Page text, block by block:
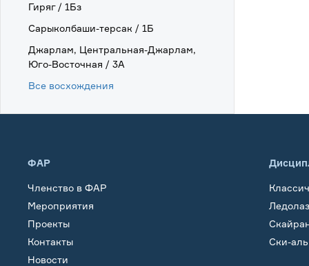
Гиряг / 1Бз
Сарыколбаши-терсак / 1Б
Джарлам, Центральная-Джарлам,
Юго-Восточная / 3А
Все восхождения
ФАР
Членство в ФАР
Мероприятия
Проекты
Контакты
Новости
Ски-